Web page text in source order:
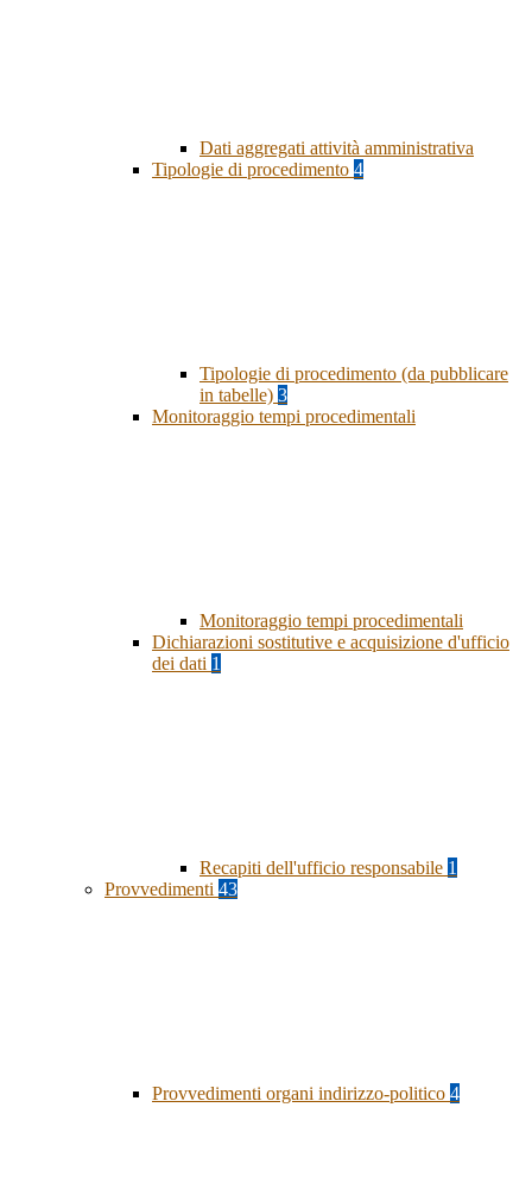
Dati aggregati attività amministrativa
Tipologie di procedimento 4
Tipologie di procedimento (da pubblicare
in tabelle) 3
Monitoraggio tempi procedimentali
Monitoraggio tempi procedimentali
Dichiarazioni sostitutive e acquisizione d'ufficio
dei dati 1
Recapiti dell'ufficio responsabile 1
Provvedimenti 43
Provvedimenti organi indirizzo-politico 4